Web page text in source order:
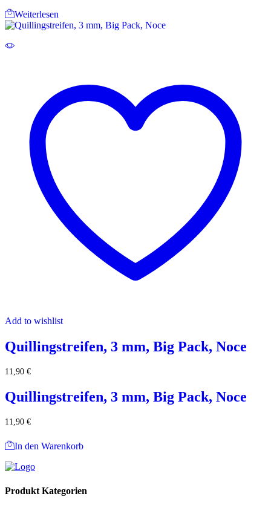
Weiterlesen
Add to wishlist
Quillingstreifen, 3 mm, Big Pack, Noce
11,90 €
Quillingstreifen, 3 mm, Big Pack, Noce
11,90 €
In den Warenkorb
Produkt Kategorien